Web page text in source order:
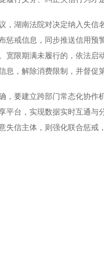
，湖南法院对决定纳入失信
惩戒信息，同步推送信用预
宽限期满未履行的，依法启
息，解除消费限制，并督促
，要建立跨部门常态化协作
平台，实现数据实时互通与
失信主体，则强化联合惩戒